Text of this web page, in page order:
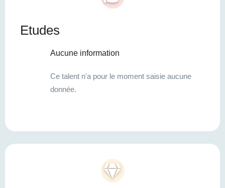
Etudes
Aucune information
Ce talent n'a pour le moment saisie aucune
donnée.